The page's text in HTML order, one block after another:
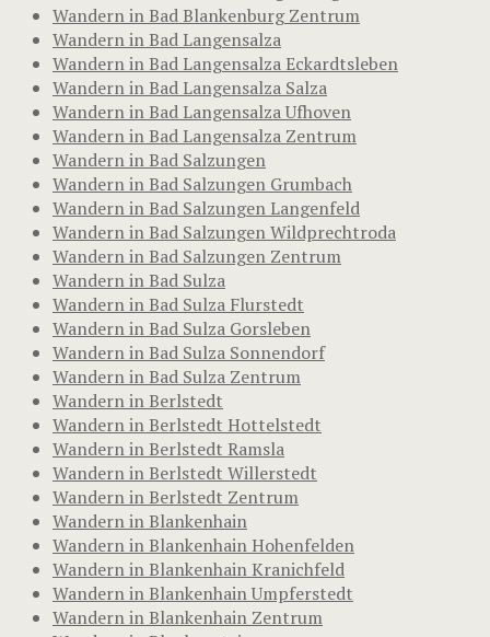
Wandern in Bad Blankenburg Zentrum
Wandern in Bad Langensalza
Wandern in Bad Langensalza Eckardtsleben
Wandern in Bad Langensalza Salza
Wandern in Bad Langensalza Ufhoven
Wandern in Bad Langensalza Zentrum
Wandern in Bad Salzungen
Wandern in Bad Salzungen Grumbach
Wandern in Bad Salzungen Langenfeld
Wandern in Bad Salzungen Wildprechtroda
Wandern in Bad Salzungen Zentrum
Wandern in Bad Sulza
Wandern in Bad Sulza Flurstedt
Wandern in Bad Sulza Gorsleben
Wandern in Bad Sulza Sonnendorf
Wandern in Bad Sulza Zentrum
Wandern in Berlstedt
Wandern in Berlstedt Hottelstedt
Wandern in Berlstedt Ramsla
Wandern in Berlstedt Willerstedt
Wandern in Berlstedt Zentrum
Wandern in Blankenhain
Wandern in Blankenhain Hohenfelden
Wandern in Blankenhain Kranichfeld
Wandern in Blankenhain Umpferstedt
Wandern in Blankenhain Zentrum